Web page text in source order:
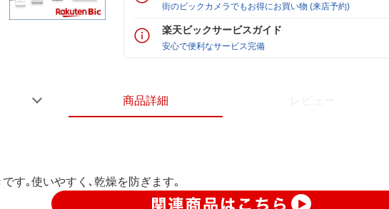
街のビックカメラでもお得にお買い物 (来店予約)
楽天ビックサービスガイド
安心で便利なサービス完備
商品詳細
す｡使いやすく､乾燥を防ぎます｡